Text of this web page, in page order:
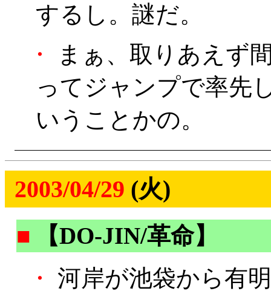
するし。謎だ。
・
まぁ、取りあえず
ってジャンプで率先
いうことかの。
2003/04/29 (火)
■
【DO-JIN/革命】
・
河岸が池袋から有